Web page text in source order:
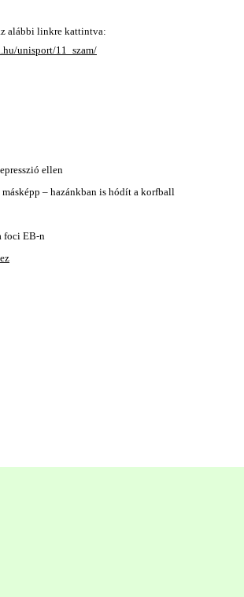
alábbi linkre kattintva:
unisport/11_szam/
ellen
– hazánkban is hódít a korfball
foci EB-n